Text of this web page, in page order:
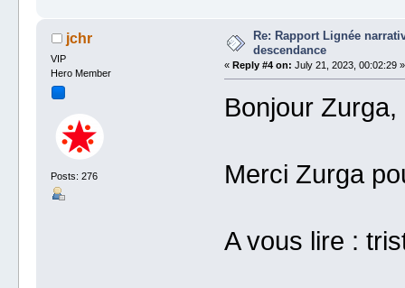
jchr
VIP
Hero Member
Posts: 276
Re: Rapport Lignée
descendance
« Reply #4 on: July 21, 2023, 00:02:29 »
Bonjour
Merci Zurga
A vous lire :